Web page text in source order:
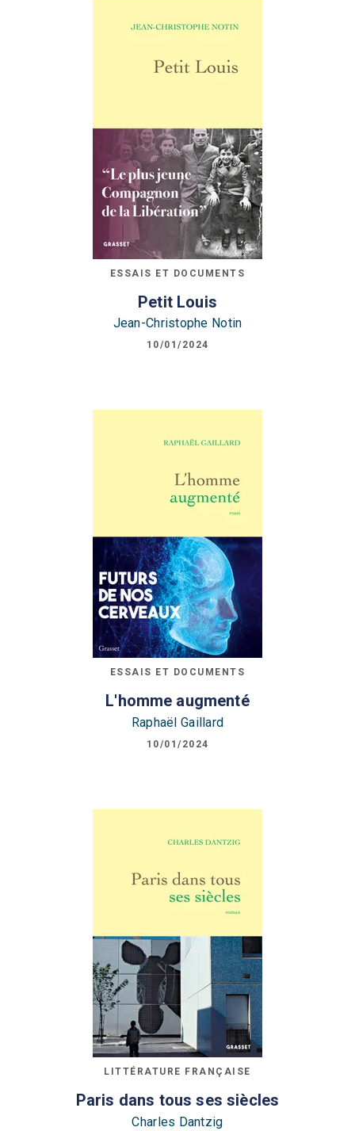
ESSAIS ET DOCUMENTS
Petit Louis
Jean-Christophe Notin
10/01/2024
ESSAIS ET DOCUMENTS
L'homme augmenté
Raphaël Gaillard
10/01/2024
LITTÉRATURE FRANÇAISE
Paris dans tous ses siècles
Charles Dantzig